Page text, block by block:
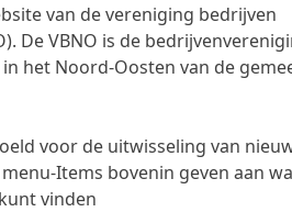
van de vereniging bedrijven
De VBNO is de
het Noord-Oosten van de
voor de uitwisseling van
Items bovenin geven aan
vinden